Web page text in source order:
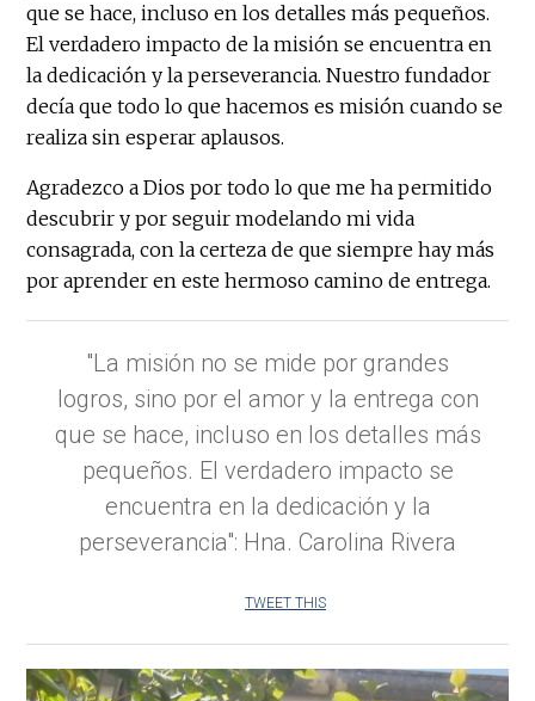
que se hace, incluso en los detalles más pequeños.
El verdadero impacto de la misión se encuentra en
la dedicación y la perseverancia. Nuestro fundador
decía que todo lo que hacemos es misión cuando se
realiza sin esperar aplausos.
Agradezco a Dios por todo lo que me ha permitido
descubrir y por seguir modelando mi vida
consagrada, con la certeza de que siempre hay más
por aprender en este hermoso camino de entrega.
"La misión no se mide por grandes
logros, sino por el amor y la entrega con
que se hace, incluso en los detalles más
pequeños. El verdadero impacto se
encuentra en la dedicación y la
perseverancia": Hna. Carolina Rivera
TWEET THIS